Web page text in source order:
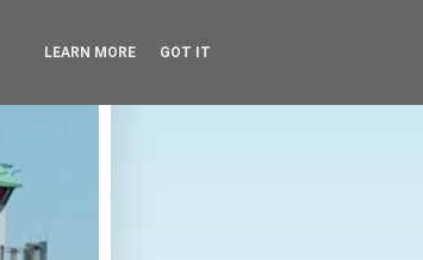
LEARN MORE GOT IT